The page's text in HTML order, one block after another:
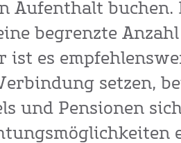
Aufenthalt buchen.
begrenzte
ist es
setzen,
und Pensionen